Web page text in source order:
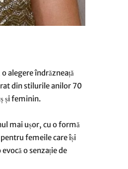
alegere îndrăzneață
din stilurile anilor 70
și feminin.
mai ușor, cu o formă
femeile care își
o senzație de